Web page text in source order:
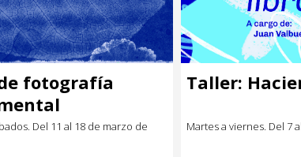
fotografía
Del 11 al 18 de marzo de
Taller:
Martes a viernes. Del 7